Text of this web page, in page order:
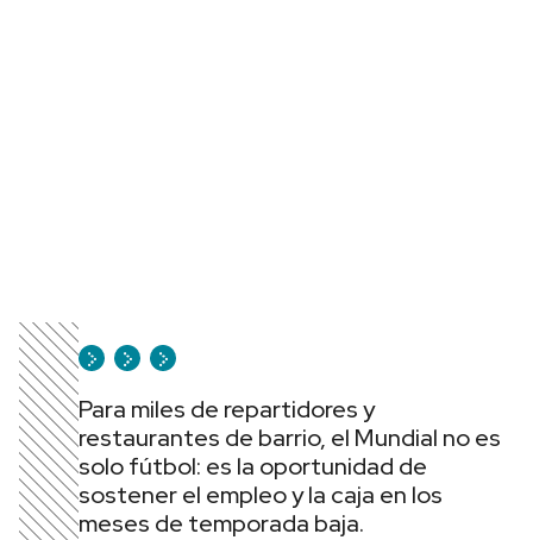
Para miles de repartidores y
restaurantes de barrio, el Mundial no es
solo fútbol: es la oportunidad de
sostener el empleo y la caja en los
meses de temporada baja.